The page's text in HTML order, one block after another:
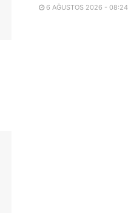
6 AĞUSTOS 2026 - 08:24